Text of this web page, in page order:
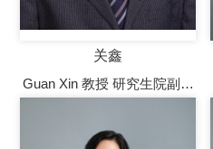
关鑫
Guan Xin 教授 研究生院副院
生导师